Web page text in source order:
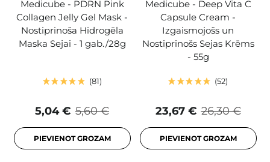
Medicube - PDRN Pink
Collagen Jelly Gel Mask -
Nostiprinoša Hidrogēla
Maska Sejai - 1 gab./28g
81
5,60 €
5,04 €
PIEVIENOT GROZAM
Medicube - Deep Vita C
Capsule Cream -
Izgaismojošs un
Nostiprinošs Sejas Krēms
- 55g
52
26,30 €
23,67 €
PIEVIENOT GROZAM